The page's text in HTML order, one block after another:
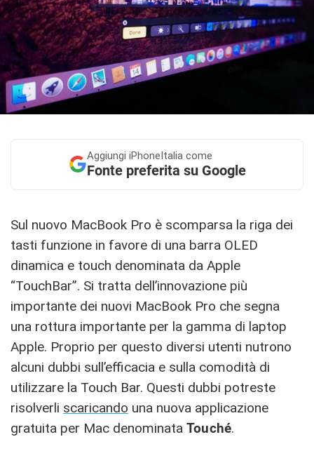
Aggiungi iPhoneItalia come
Fonte preferita su Google
Sul nuovo MacBook Pro è scomparsa la riga dei
tasti funzione in favore di una barra OLED
dinamica e touch denominata da Apple
“TouchBar”. Si tratta dell’innovazione più
importante dei nuovi MacBook Pro che segna
una rottura importante per la gamma di laptop
Apple. Proprio per questo diversi utenti nutrono
alcuni dubbi sull’efficacia e sulla comodità di
utilizzare la Touch Bar. Questi dubbi potreste
risolverli scaricando una nuova applicazione
gratuita per Mac denominata Touché.